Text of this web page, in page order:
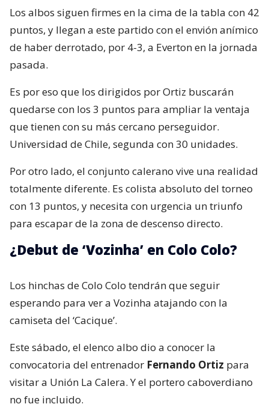
Los albos siguen firmes en la cima de la tabla con 42
puntos, y llegan a este partido con el envión anímico
de haber derrotado, por 4-3, a Everton en la jornada
pasada.
Es por eso que los dirigidos por Ortiz buscarán
quedarse con los 3 puntos para ampliar la ventaja
que tienen con su más cercano perseguidor.
Universidad de Chile, segunda con 30 unidades.
Por otro lado, el conjunto calerano vive una realidad
totalmente diferente. Es colista absoluto del torneo
con 13 puntos, y necesita con urgencia un triunfo
para escapar de la zona de descenso directo.
¿Debut de ‘Vozinha’ en Colo Colo?
Los hinchas de Colo Colo tendrán que seguir
esperando para ver a Vozinha atajando con la
camiseta del ‘Cacique’.
Este sábado, el elenco albo dio a conocer la
convocatoria del entrenador Fernando Ortiz para
visitar a Unión La Calera. Y el portero caboverdiano
no fue incluido.